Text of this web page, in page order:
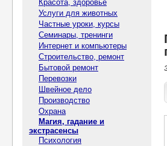
Красота, здоровье
Услуги для животных
Частные уроки, курсы
Семинары, тренинги
Интернет и компьютеры
Строительство, ремонт
Бытовой ремонт
Перевозки
Швейное дело
Производство
Охрана
Магия, гадание и
экстрасенсы
Психология